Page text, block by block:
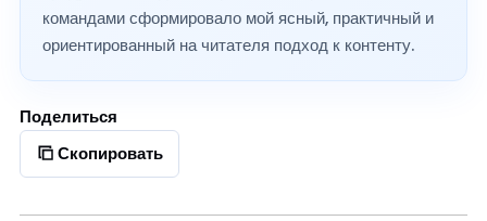
командами сформировало мой ясный, практичный и
ориентированный на читателя подход к контенту.
Поделиться
Скопировать